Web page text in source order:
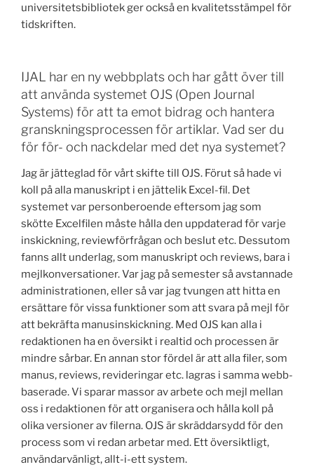
universitetsbibliotek ger också en kvalitetsstämpel för
tidskriften.
IJAL har en ny webbplats och har gått över till
att använda systemet OJS (Open Journal
Systems) för att ta emot bidrag och hantera
granskningsprocessen för artiklar. Vad ser du
för för- och nackdelar med det nya systemet?
Jag är jätteglad för vårt skifte till OJS. Förut så hade vi
koll på alla manuskript i en jättelik Excel-fil. Det
systemet var personberoende eftersom jag som
skötte Excelfilen måste hålla den uppdaterad för varje
inskickning, reviewförfrågan och beslut etc. Dessutom
fanns allt underlag, som manuskript och reviews, bara i
mejlkonversationer. Var jag på semester så avstannade
administrationen, eller så var jag tvungen att hitta en
ersättare för vissa funktioner som att svara på mejl för
att bekräfta manusinskickning. Med OJS kan alla i
redaktionen ha en översikt i realtid och processen är
mindre sårbar. En annan stor fördel är att alla filer, som
manus, reviews, revideringar etc. lagras i samma webb-
baserade. Vi sparar massor av arbete och mejl mellan
oss i redaktionen för att organisera och hålla koll på
olika versioner av filerna. OJS är skräddarsydd för den
process som vi redan arbetar med. Ett översiktligt,
användarvänligt, allt-i-ett system.